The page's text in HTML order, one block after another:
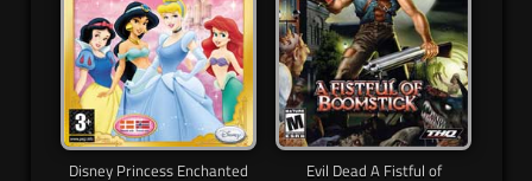
Disney Princess Enchanted
Evil Dead A Fistful of